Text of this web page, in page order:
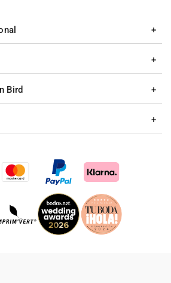
Bird